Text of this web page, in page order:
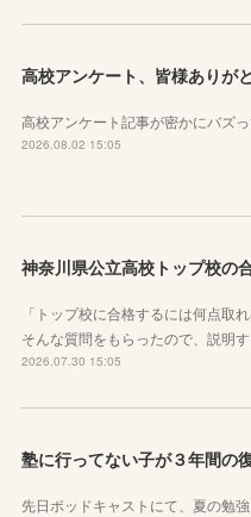
高校アンケート記事が密かにバズっ
2026.08.02 15:05
「トップ校に合格するには何点取
そんな質問をもらったので、説明
2026.07.30 15:05
先日ポッドキャストにて、夏の勉